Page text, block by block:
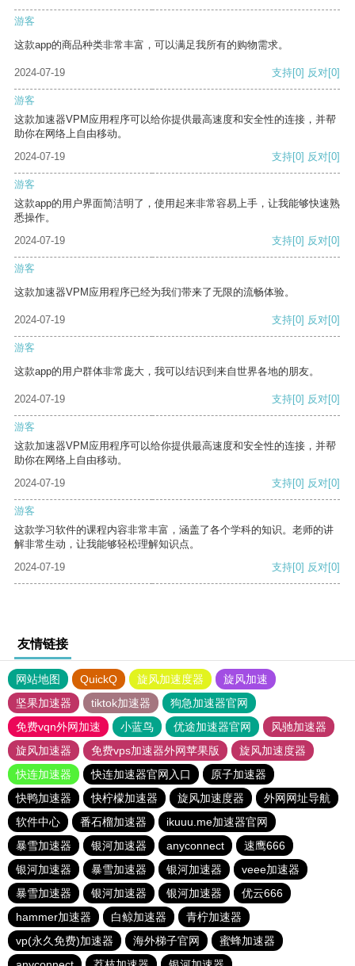
游客
这款app的商品种类非常丰富，可以满足我所有的购物需求。
2024-07-19 支持[0] 反对[0]
游客
这款加速器VPM应用程序可以给你提供最高速度和安全性的连接，并帮
助你在网络上自由移动。
2024-07-19
支持[0] 反对[0]
游客
这款app的用户界面简洁明了，使用起来非常容易上手，让我能够快速熟
悉操作。
2024-07-19
支持[0] 反对[0]
游客
这款加速器VPM应用程序已经为我们带来了无限的流畅体验。
2024-07-19 支持[0] 反对[0]
游客
这款app的用户群体非常庞大，我可以结识到来自世界各地的朋友。
2024-07-19 支持[0] 反对[0]
游客
这款加速器VPM应用程序可以给你提供最高速度和安全性的连接，并帮
助你在网络上自由移动。
2024-07-19
支持[0] 反对[0]
游客
这款学习软件的课程内容非常丰富，涵盖了各个学科的知识。老师的讲
解非常生动，让我能够轻松理解知识点。
2024-07-19
支持[0] 反对[0]
友情链接
网站地图 QuickQ 旋风加速度器
旋风加速
坚果加速器
tiktok加速器
狗急加速器官网
免费vqn外网加速
小蓝鸟 优途加速器官网
风驰加速器
旋风加速器
免费vps加速器外网苹果版
旋风加速度器
快连加速器
快连加速器官网入口
原子加速器
快鸭加速器
快柠檬加速器 旋风加速度器
外网网址导航
软件中心
番石榴加速器
ikuuu.me加速器官网
暴雪加速器
银河加速器 anyconnect
速鹰666
银河加速器
暴雪加速器 银河加速器
veee加速器
暴雪加速器
银河加速器 银河加速器
优云666
hammer加速器
白鲸加速器
青柠加速器
vp(永久免费)加速器
海外梯子官网
蜜蜂加速器